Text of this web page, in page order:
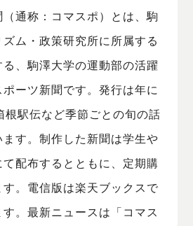
通称：コマスポ）とは、駒
ム・政策研究所に所属する
、駒澤大学の運動部の活躍
ーツ新聞です。発行は年に
根駅伝など季節ごとの旬の話
ます。制作した新聞は学生や
配布するとともに、定期購
。電信版は楽天ブックスで
。最新ニュースは「コマス